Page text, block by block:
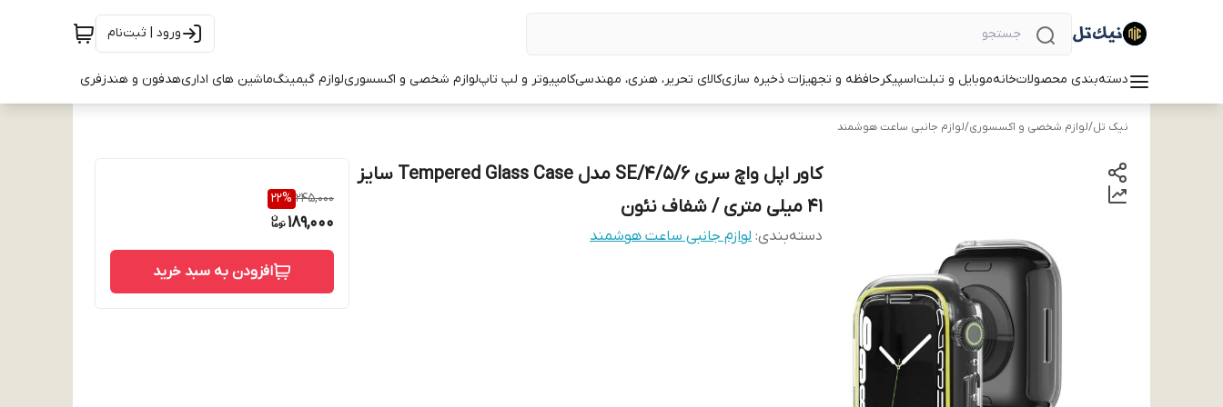
ورود | ثبت‌نام
دسته‌بندی محصولاتخانهموبایل و تبلتاسپیکرحافظه و تجهیزات ذخیره سازیکالای تحریر، هنری، مهندسیکامپیوتر و لپ تاپلوازم شخصی و اکسسوریلوازم گیمینگماشین های اداریهدفون و هندزفری
نیک تل/لوازم شخصی و اکسسوری/لوازم جانبی ساعت هوشمند
کاور اپل واچ سری 4/5/6/SE مدل Tempered Glass Case سایز
41 میلی متری / شفاف نئون
دسته‌بندی: لوازم جانبی ساعت هوشمند
245,000
22%
189,000
افزودن به سبد خرید